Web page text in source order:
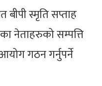
स्मृति सप्ताह
नेताहरुको सम्पत्ति
गठन गर्नुपर्ने